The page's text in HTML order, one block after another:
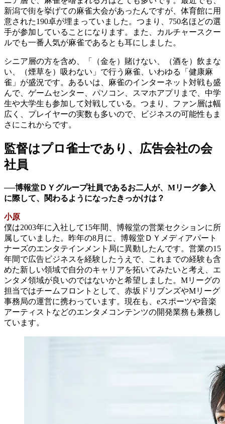
新潟で街を挙げての麻雀大会があったんですが、体育館に用
意された190卓が埋まっていました。つまり、750名ほどの選
手が参加していることになります。また、カルチャースクー
ルでも一番人気が麻雀であるとも耳にしました。
シニア層の方を含め、「（金を）賭けない、（酒を）飲まな
い、（煙草を）吸わない」で行う麻雀、いわゆる「健康麻
雀」が盛況です。あるいは、麻雀のインターネット対戦も盛
んで、ゲームセンター、パソコン、スマホアプリまで、中学
生や大学生も参加して対戦している。つまり、ファン層は幅
広く、プレイヤーの実数も多いので、ビジネスの可能性もま
さにこれからです。
監督はプロ雀士であり、広告会社の会
社員
──博報堂ＤＹグループ社員であるお二人が、Mリーグ参入
に際して、関わるようになったきっかけは？
小原
僕は2003年に入社して15年間、博報堂の営業セクションに所
属していました。昨年の8月に、博報堂ＤＹメディアパート
ナーズのエンタテインメント局に異動したんです。営業の15
年間で広告ビジネスを経験したうえで、これまでの経験も含
めた新しい領域で自分のキャリアを拓いてみたいと考え、エ
ンタメ領域が良いのではないかと希望しました。Mリーグの
担当ではチームフロントとして、赤坂ドリブンズやMリーグ
事務局の運営に携わっています。現在も、eスポーツや音楽
アーティストなどのエンタメコンテンツの開発業務も兼務し
ています。